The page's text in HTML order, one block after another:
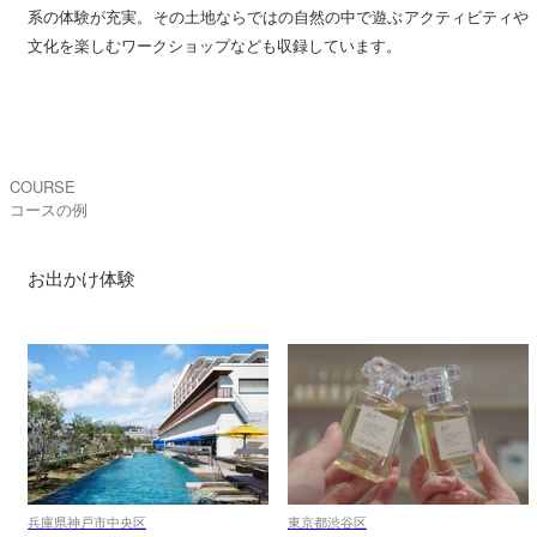
系の体験が充実。その土地ならではの自然の中で遊ぶアクティビティや
文化を楽しむワークショップなども収録しています。
COURSE
コースの例
お出かけ体験
兵庫県神戸市中央区 東京都渋谷区